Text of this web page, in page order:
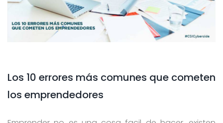
Los 10 errores más comunes que cometen
los emprendedores